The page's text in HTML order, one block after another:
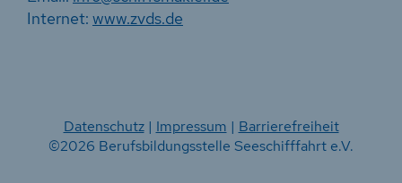
Internet: www.zvds.de
Datenschutz| Impressum | Barrierefreiheit
©2026 Berufsbildungsstelle Seeschifffahrt e.V.